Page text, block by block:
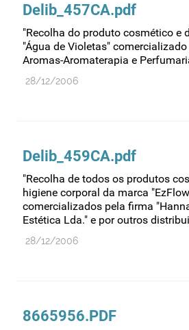
Controlo de qualidade
Cosméticos
Dispensa
Dispositivos médicos
Entidades reguladoras
Estrutura e organização
Exercício farmacêutico
Exportação
Fabricantes
Farmácias
Delib_457CA.pdf
"Recolha do produto cosmético e
"Água de Violetas"
Aromas-Aromaterapia e
28/12/2006
Delib_459CA.pdf
"Recolha de todos os produtos
higiene corporal da marca
comercializados pela firma
Estética Lda." e por outros
28/12/2006
8665956.PDF